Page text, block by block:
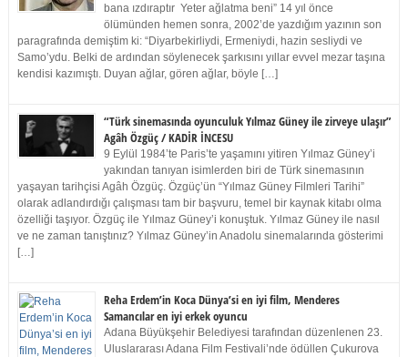
bana ızdıraptır Yeter ağlatma beni” 14 yıl önce
ölümünden hemen sonra, 2002’de yazdığım yazının son
paragrafında demiştim ki: “Diyarbekirliydi, Ermeniydi, hazin sesliydi ve
Samo’ydu. Belki de ardından söylenecek şarkısını yıllar evvel mezar taşına
kendisi kazımıştı. Duyan ağlar, gören ağlar, böyle […]
“Türk sinemasında oyunculuk Yılmaz Güney ile zirveye ulaşır”
Agâh Özgüç / KADİR İNCESU
9 Eylül 1984’te Paris’te yaşamını yitiren Yılmaz Güney’i
yakından tanıyan isimlerden biri de Türk sinemasının
yaşayan tarihçisi Agâh Özgüç. Özgüç’ün “Yılmaz Güney Filmleri Tarihi”
olarak adlandırdığı çalışması tam bir başvuru, temel bir kaynak kitabı olma
özelliği taşıyor. Özgüç ile Yılmaz Güney’i konuştuk. Yılmaz Güney ile nasıl
ve ne zaman tanıştınız? Yılmaz Güney’in Anadolu sinemalarında gösterimi
[…]
Reha Erdem’in Koca Dünya’si en iyi film, Menderes
Samancılar en iyi erkek oyuncu
Adana Büyükşehir Belediyesi tarafından düzenlenen 23.
Uluslararası Adana Film Festivali’nde ödüllen Çukurova